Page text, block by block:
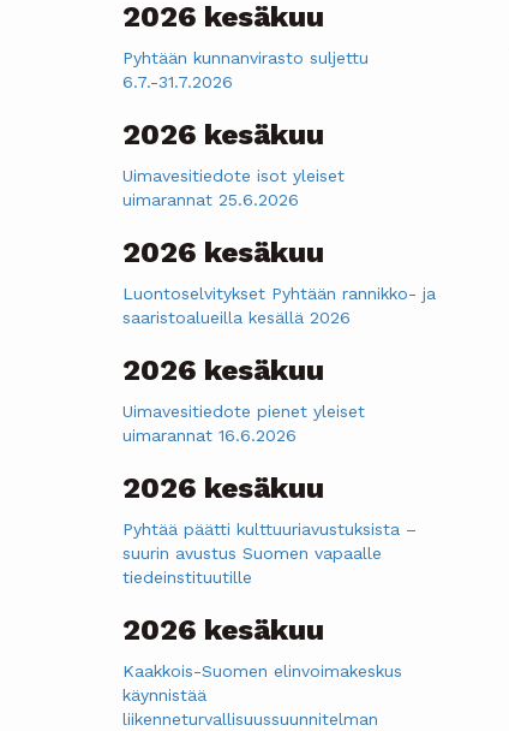
2026 kesäkuu
Pyhtään kunnanvirasto suljettu
6.7.-31.7.2026
2026 kesäkuu
Uimavesitiedote isot yleiset
uimarannat 25.6.2026
2026 kesäkuu
Luontoselvitykset Pyhtään rannikko- ja
saaristoalueilla kesällä 2026
2026 kesäkuu
Uimavesitiedote pienet yleiset
uimarannat 16.6.2026
2026 kesäkuu
Pyhtää päätti kulttuuriavustuksista –
suurin avustus Suomen vapaalle
tiedeinstituutille
2026 kesäkuu
Kaakkois-Suomen elinvoimakeskus
käynnistää
liikenneturvallisuussuunnitelman